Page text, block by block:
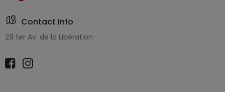
Contact Info
29 ter Av. de la Libération